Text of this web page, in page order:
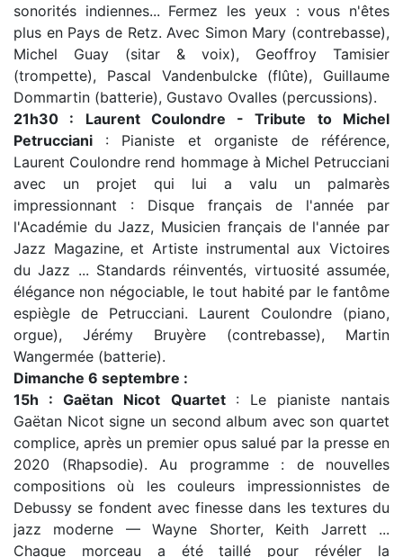
sonorités indiennes... Fermez les yeux : vous n'êtes
plus en Pays de Retz. Avec Simon Mary (contrebasse),
Michel Guay (sitar & voix), Geoffroy Tamisier
(trompette), Pascal Vandenbulcke (flûte), Guillaume
Dommartin (batterie), Gustavo Ovalles (percussions).
21h30 : Laurent Coulondre - Tribute to Michel
Petrucciani : Pianiste et organiste de référence,
Laurent Coulondre rend hommage à Michel Petrucciani
avec un projet qui lui a valu un palmarès
impressionnant : Disque français de l'année par
l'Académie du Jazz, Musicien français de l'année par
Jazz Magazine, et Artiste instrumental aux Victoires
du Jazz ... Standards réinventés, virtuosité assumée,
élégance non négociable, le tout habité par le fantôme
espiègle de Petrucciani. Laurent Coulondre (piano,
orgue), Jérémy Bruyère (contrebasse), Martin
Wangermée (batterie).
Dimanche 6 septembre :
15h : Gaëtan Nicot Quartet : Le pianiste nantais
Gaëtan Nicot signe un second album avec son quartet
complice, après un premier opus salué par la presse en
2020 (Rhapsodie). Au programme : de nouvelles
compositions où les couleurs impressionnistes de
Debussy se fondent avec finesse dans les textures du
jazz moderne — Wayne Shorter, Keith Jarrett ...
Chaque morceau a été taillé pour révéler la